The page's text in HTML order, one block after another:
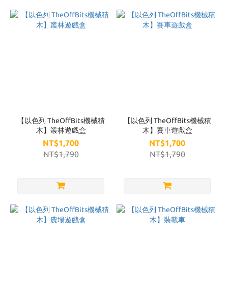
【以色列 TheOffBits機械積
木】叢林遊戲盒
NT$1,700
NT$1,790
【以色列 TheOffBits機械積
木】賽車遊戲盒
NT$1,700
NT$1,790